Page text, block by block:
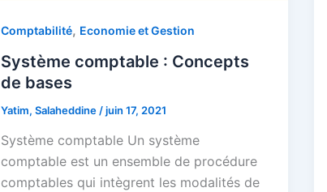
Comptabilité, Economie et Gestion
Système comptable : Concepts
de bases
Yatim, Salaheddine /juin 17, 2021
Système comptable Un système
comptable est un ensemble de procédure
comptables qui intègrent les modalités de